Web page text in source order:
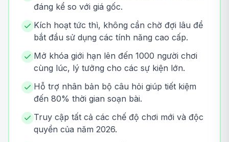
đáng kể so với giá gốc.
Kích hoạt tức thì, không cần chờ đợi lâu để
bắt đầu sử dụng các tính năng cao cấp.
Mở khóa giới hạn lên đến 1000 người chơi
cùng lúc, lý tưởng cho các sự kiện lớn.
Hỗ trợ nhân bản bộ câu hỏi giúp tiết kiệm
đến 80% thời gian soạn bài.
Truy cập tất cả các chế độ chơi mới và độc
quyền của năm 2026.